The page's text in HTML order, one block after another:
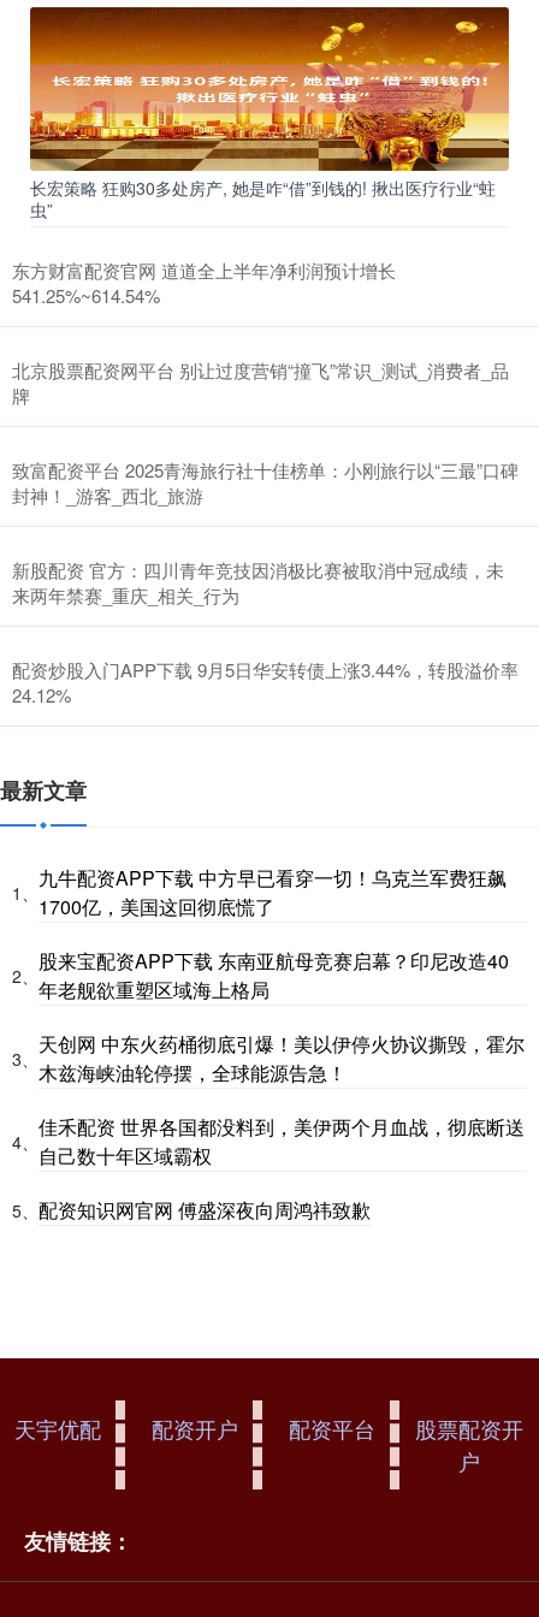
长宏策略 狂购30多处房产, 她是咋“借”到钱的! 揪出医疗行业“蛀
虫”
东方财富配资官网 道道全上半年净利润预计增长
541.25%~614.54%
北京股票配资网平台 别让过度营销“撞飞”常识_测试_消费者_品
牌
致富配资平台 2025青海旅行社十佳榜单：小刚旅行以“三最”口碑
封神！_游客_西北_旅游
新股配资 官方：四川青年竞技因消极比赛被取消中冠成绩，未
来两年禁赛_重庆_相关_行为
配资炒股入门APP下载 9月5日华安转债上涨3.44%，转股溢价率
24.12%
最新文章
1、
九牛配资APP下载 中方早已看穿一切！乌克兰军费狂飙
1700亿，美国这回彻底慌了
2、
股来宝配资APP下载 东南亚航母竞赛启幕？印尼改造40
年老舰欲重塑区域海上格局
3、
天创网 中东火药桶彻底引爆！美以伊停火协议撕毁，霍尔
木兹海峡油轮停摆，全球能源告急！
4、
佳禾配资 世界各国都没料到，美伊两个月血战，彻底断送
自己数十年区域霸权
5、 配资知识网官网 傅盛深夜向周鸿祎致歉
天宇优配 配资开户 配资平台
股票配资开
户
友情链接：